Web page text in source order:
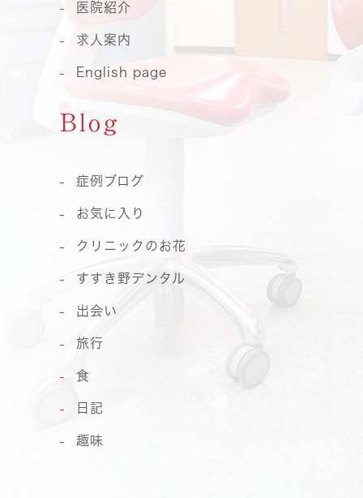
医院紹介
求人案内
English page
Blog
症例ブログ
お気に入り
クリニックのお花
すすき野デンタル
出会い
旅行
食
日記
趣味